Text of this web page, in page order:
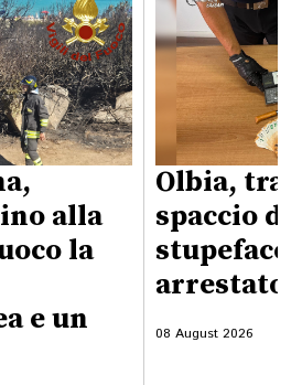
alla
la
e un
Olbia,
spaccio di
arrestato
08 August 2026